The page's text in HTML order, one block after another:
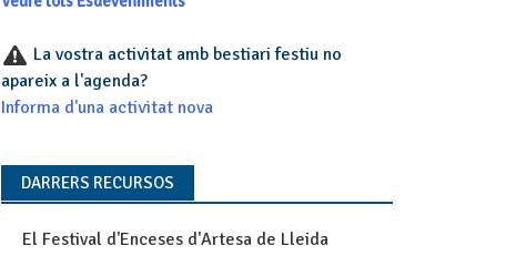
La vostra activitat amb bestiari festiu no
apareix a l'agenda?
Informa d'una activitat nova
DARRERS RECURSOS
El Festival d'Enceses d'Artesa de Lleida